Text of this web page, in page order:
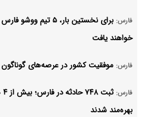
فارس:
برای نخستین‌ بار،
خواهند یافت
فارس: موفقیت کشور در عرصه‌های
فارس:
بهره‌مند شدند